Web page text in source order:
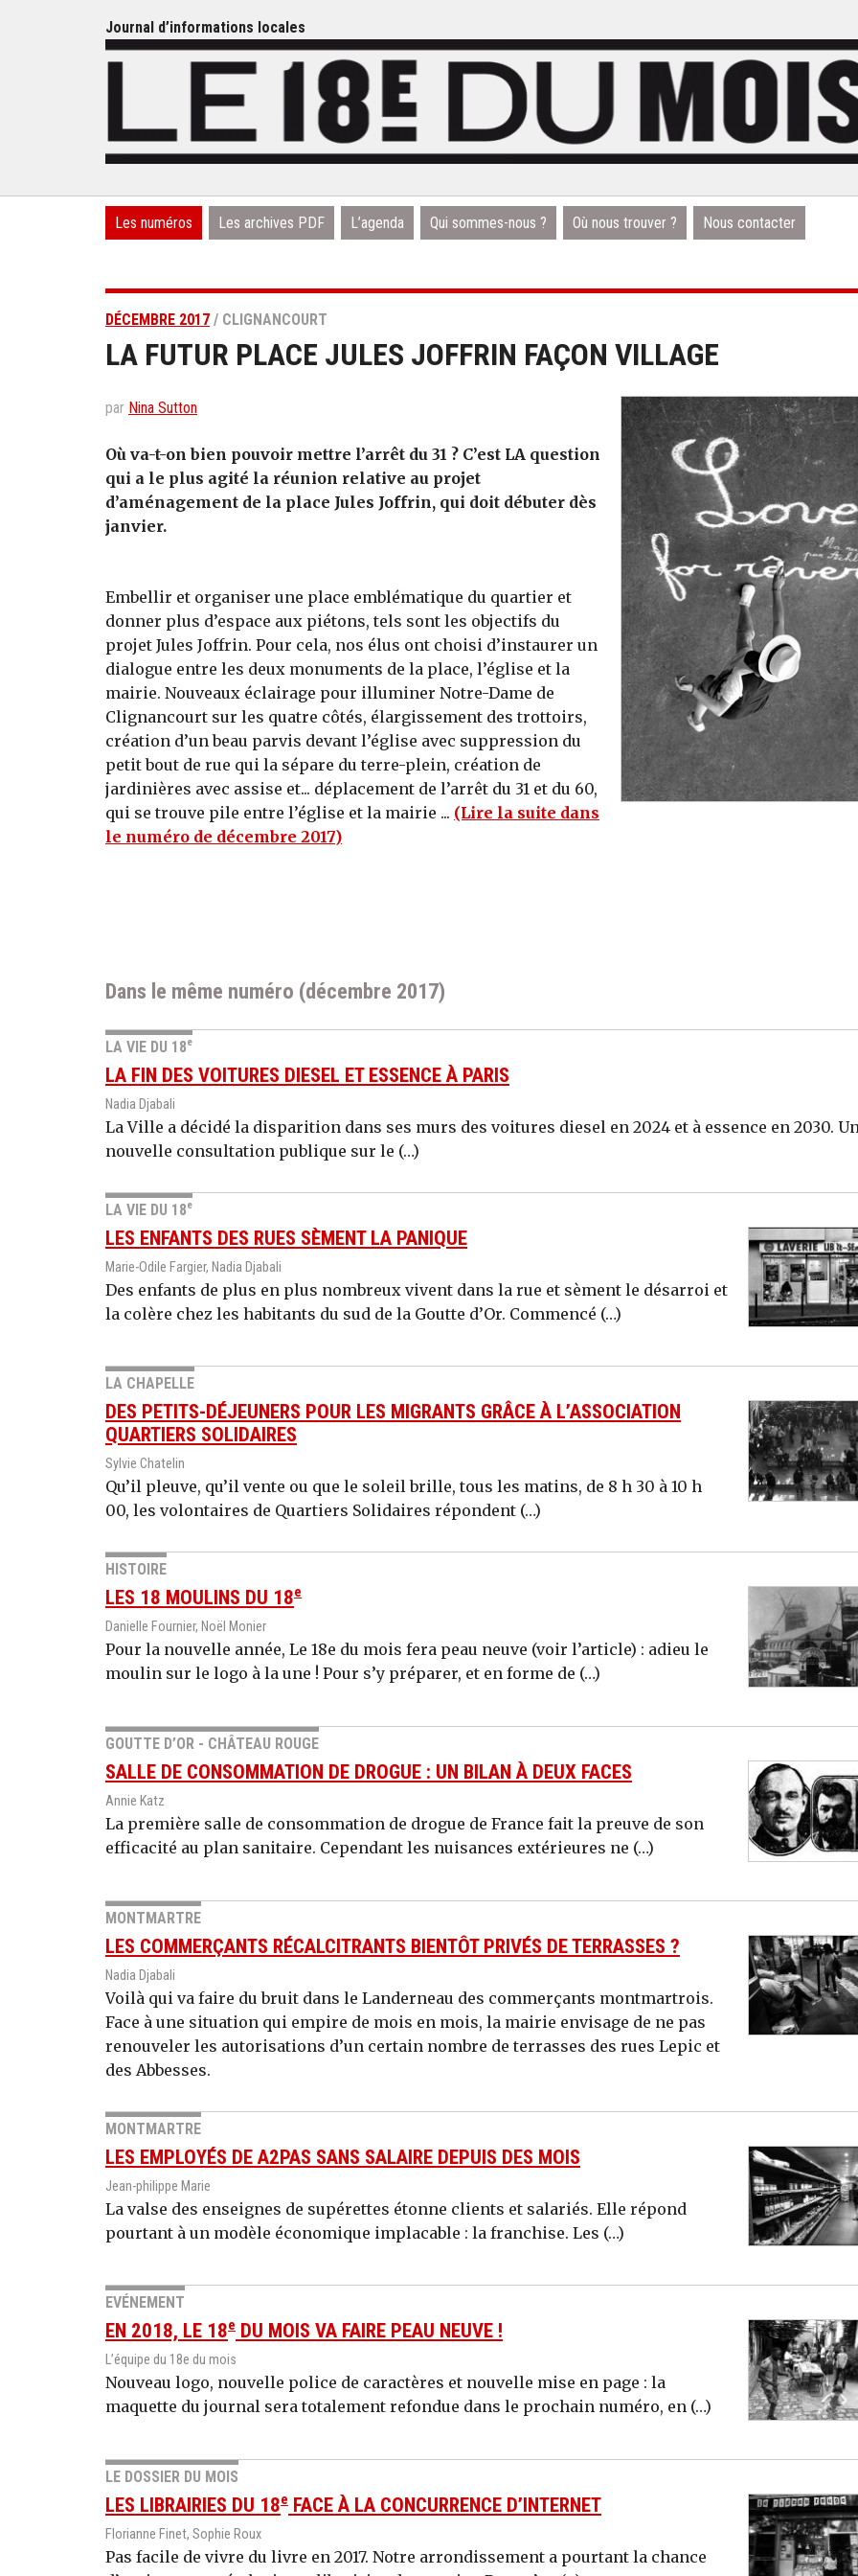
Journal d’informations locales
Les numéros Les archives PDF L’agenda Qui sommes-nous ? Où nous trouver ? Nous contacter
DÉCEMBRE 2017 / CLIGNANCOURT
LA FUTUR PLACE JULES JOFFRIN FAÇON VILLAGE
par Nina Sutton
Où va-t-on bien pouvoir mettre l’arrêt du 31 ? C’est LA question
qui a le plus agité la réunion relative au projet
d’aménagement de la place Jules Joffrin, qui doit débuter dès
janvier.
Embellir et organiser une place emblématique du quartier et
donner plus d’espace aux piétons, tels sont les objectifs du
projet Jules Joffrin. Pour cela, nos élus ont choisi d’instaurer un
dialogue entre les deux monuments de la place, l’église et la
mairie. Nouveaux éclairage pour illuminer Notre-Dame de
Clignancourt sur les quatre côtés, élargissement des trottoirs,
création d’un beau parvis devant l’église avec suppression du
petit bout de rue qui la sépare du terre-plein, création de
jardinières avec assise et... déplacement de l’arrêt du 31 et du 60,
qui se trouve pile entre l’église et la mairie ... (Lire la suite dans
le numéro de décembre 2017)
Dans le même numéro (décembre 2017)
LA VIE DU 18e
LA FIN DES VOITURES DIESEL ET ESSENCE À PARIS
Nadia Djabali
La Ville a décidé la disparition dans ses murs des voitures diesel en 2024 et à essence en 2030.
nouvelle consultation publique sur le (…)
LA VIE DU 18e
LES ENFANTS DES RUES SÈMENT LA PANIQUE
Marie-Odile Fargier, Nadia Djabali
Des enfants de plus en plus nombreux vivent dans la rue et sèment le désarroi et
la colère chez les habitants du sud de la Goutte d’Or. Commencé (…)
LA CHAPELLE
DES PETITS-DÉJEUNERS POUR LES MIGRANTS GRÂCE À L’ASSOCIATION
QUARTIERS SOLIDAIRES
Sylvie Chatelin
Qu’il pleuve, qu’il vente ou que le soleil brille, tous les matins, de 8 h 30 à 10 h
00, les volontaires de Quartiers Solidaires répondent (…)
HISTOIRE
LES 18 MOULINS DU 18e
Danielle Fournier, Noël Monier
Pour la nouvelle année, Le 18e du mois fera peau neuve (voir l’article) : adieu le
moulin sur le logo à la une ! Pour s’y préparer, et en forme de (…)
GOUTTE D’OR - CHÂTEAU ROUGE
SALLE DE CONSOMMATION DE DROGUE : UN BILAN À DEUX FACES
Annie Katz
La première salle de consommation de drogue de France fait la preuve de son
efficacité au plan sanitaire. Cependant les nuisances extérieures ne (…)
MONTMARTRE
LES COMMERÇANTS RÉCALCITRANTS BIENTÔT PRIVÉS DE TERRASSES ?
Nadia Djabali
Voilà qui va faire du bruit dans le Landerneau des commerçants montmartrois.
Face à une situation qui empire de mois en mois, la mairie envisage de ne pas
renouveler les autorisations d’un certain nombre de terrasses des rues Lepic et
des Abbesses.
MONTMARTRE
LES EMPLOYÉS DE A2PAS SANS SALAIRE DEPUIS DES MOIS
Jean-philippe Marie
La valse des enseignes de supérettes étonne clients et salariés. Elle répond
pourtant à un modèle économique implacable : la franchise. Les (…)
EVÉNEMENT
EN 2018, LE 18e DU MOIS VA FAIRE PEAU NEUVE !
L’équipe du 18e du mois
Nouveau logo, nouvelle police de caractères et nouvelle mise en page : la
maquette du journal sera totalement refondue dans le prochain numéro, en (…)
LE DOSSIER DU MOIS
LES LIBRAIRIES DU 18e FACE À LA CONCURRENCE D’INTERNET
Florianne Finet, Sophie Roux
Pas facile de vivre du livre en 2017. Notre arrondissement a pourtant la chance